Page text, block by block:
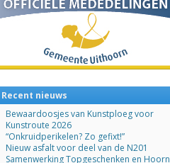
Recent nieuws
Bewaardoosjes van Kunstploeg voor
Kunstroute 2026
“Onkruidperikelen? Zo gefixt!”
Nieuw asfalt voor deel van de N201
Samenwerking Topgeschenken en Hoorn